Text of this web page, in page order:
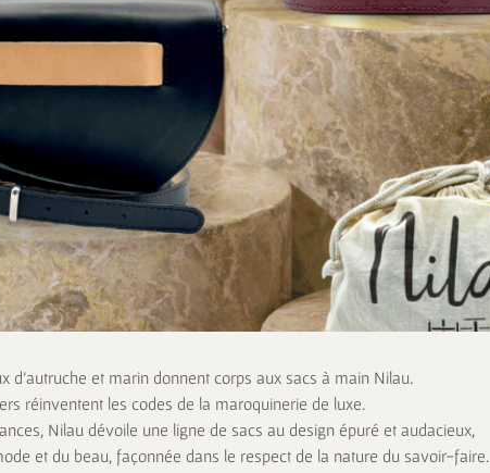
d’autruche et marin donnent corps aux sacs à main Nilau.
réinventent les codes de la maroquinerie de luxe.
Nilau dévoile une ligne de sacs au design épuré et audacieux,
et du beau, façonnée dans le respect de la nature du savoir-faire.